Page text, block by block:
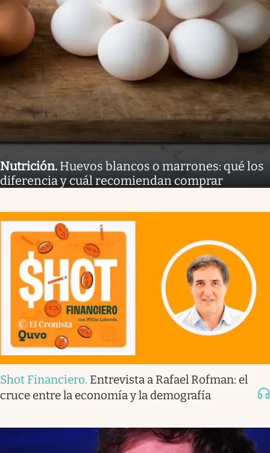
Nutrición. Huevos blancos o marrones: qué los
diferencia y cuál recomiendan comprar
Shot Financiero. Entrevista a Rafael Rofman: el
cruce entre la economía y la demografía